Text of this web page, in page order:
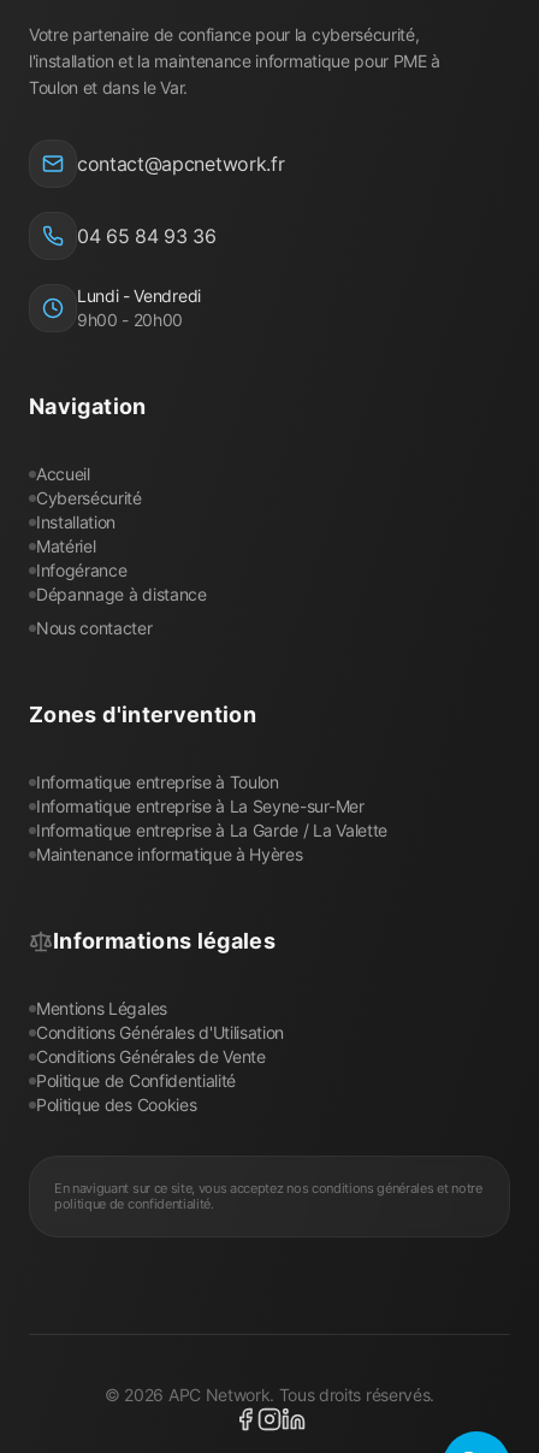
Votre partenaire de confiance pour la cybersécurité,
l'installation et la maintenance informatique pour PME à
Toulon et dans le Var.
contact@apcnetwork.fr
04 65 84 93 36
Lundi - Vendredi
9h00 - 20h00
Navigation
Accueil
Cybersécurité
Installation
Matériel
Infogérance
Dépannage à distance
Nous contacter
Zones d'intervention
Informatique entreprise à Toulon
Informatique entreprise à La Seyne-sur-Mer
Informatique entreprise à La Garde / La Valette
Maintenance informatique à Hyères
Informations légales
Mentions Légales
Conditions Générales d'Utilisation
Conditions Générales de Vente
Politique de Confidentialité
Politique des Cookies
En naviguant sur ce site, vous acceptez nos conditions générales et notre
politique de confidentialité.
© 2026 APC Network. Tous droits réservés.